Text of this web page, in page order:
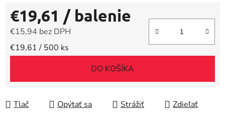
€19,61 / balenie
€15,94 bez DPH
Jednotková cena:
€19,61 / 500 ks
DO KOŠÍKA
Tlač Opýtať sa Strážiť Zdieľať